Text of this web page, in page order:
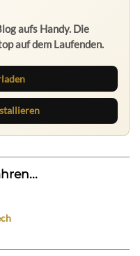
auf dem Handy
Suite.